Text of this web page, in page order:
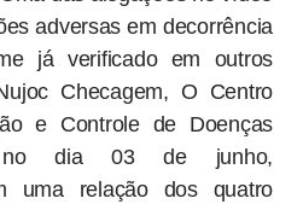
Uma das alegações no vídeo
adversas em decorrência
já verificado em outros
Checagem, O Centro
e Controle de Doenças